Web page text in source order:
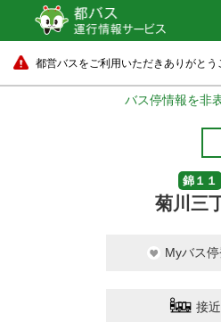
都営バスをご利用いただきありがとう
バス停情報を非
錦１１
菊川三
Myバス
接近